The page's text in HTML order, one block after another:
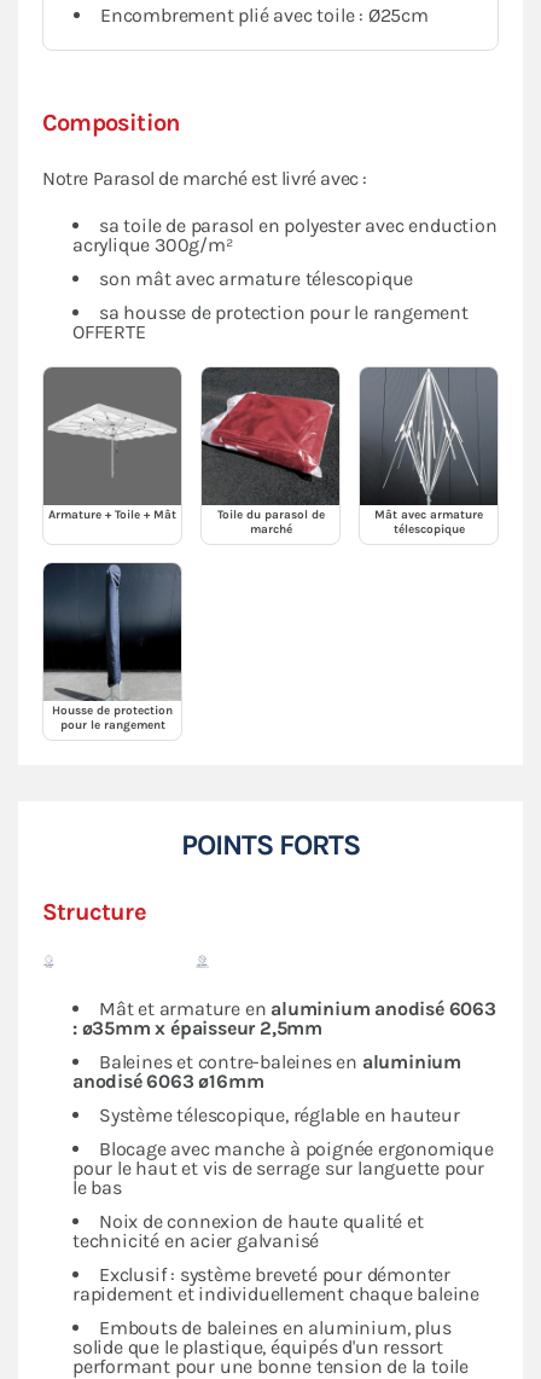
Composition
Notre Parasol de marché est livré avec :
sa toile de parasol en polyester avec enduction
acrylique 300g/m²
son mât avec armature télescopique
sa housse de protection pour le rangement
OFFERTE
Armature + Toile + Mât
Toile du parasol de
marché
Mât avec armature
télescopique
Housse de protection
pour le rangement
Encombrement plié avec toile : Ø25cm
POINTS FORTS
Structure
Mât et armature en aluminium anodisé 6063
: ø35mm x épaisseur 2,5mm
Baleines et contre-baleines en aluminium
anodisé 6063 ø16mm
Système télescopique, réglable en hauteur
Blocage avec manche à poignée ergonomique
pour le haut et vis de serrage sur languette pour
le bas
Noix de connexion de haute qualité et
technicité en acier galvanisé
Exclusif : système breveté pour démonter
rapidement et individuellement chaque baleine
Embouts de baleines en aluminium, plus
solide que le plastique, équipés d'un ressort
performant pour une bonne tension de la toile